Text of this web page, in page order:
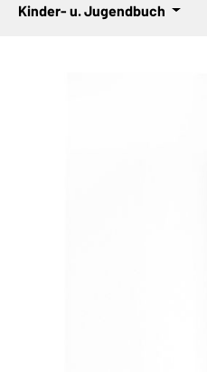
Kinder- u. Jugendbuch